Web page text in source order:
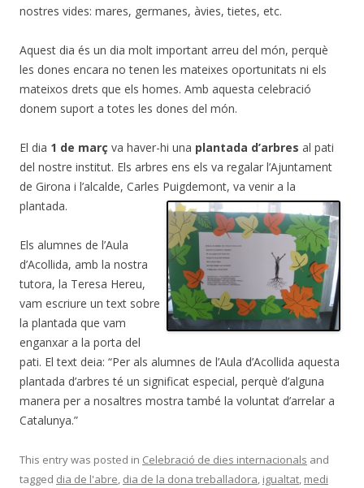
nostres vides: mares, germanes, àvies, tietes, etc.
Aquest dia és un dia molt important arreu del món, perquè
les dones encara no tenen les mateixes oportunitats ni els
mateixos drets que els homes. Amb aquesta celebració
donem suport a totes les dones del món.
El dia 1 de març va haver-hi una plantada d’arbres al pati
del nostre institut. Els arbres ens els va regalar l’Ajuntament
de Girona i l’alcalde, Carles Puigdemont, va venir a la
plantada.
Els alumnes de l’Aula
d’Acollida, amb la nostra
tutora, la Teresa Hereu,
vam escriure un text sobre
la plantada que vam
enganxar a la porta del
pati. El text deia: “Per als alumnes de l’Aula d’Acollida aquesta
plantada d’arbres té un significat especial, perquè d’alguna
manera per a nosaltres mostra també la voluntat d’arrelar a
Catalunya.”
This entry was posted in Celebració de dies internacionals and
tagged dia de l'abre, dia de la dona treballadora, igualtat, medi